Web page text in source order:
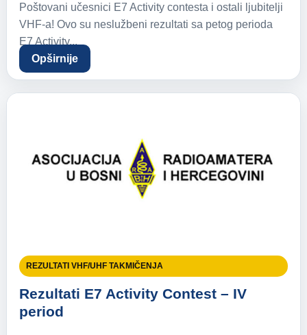
Poštovani učesnici E7 Activity contesta i ostali ljubitelji
VHF-a! Ovo su neslužbeni rezultati sa petog perioda
E7 Activity...
Opširnije
REZULTATI VHF/UHF TAKMIČENJA
Rezultati E7 Activity Contest – IV
period